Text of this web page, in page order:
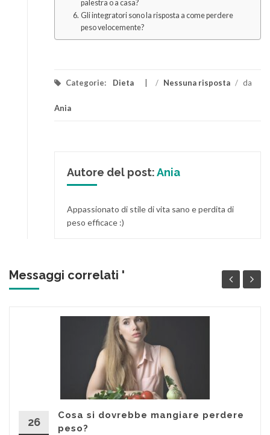
palestra o a casa?
Gli integratori sono la risposta a come perdere
peso velocemente?
Categorie: Dieta / Nessuna risposta / da
Ania
Autore del post:Ania
Appassionato di stile di vita sano e perdita di
peso efficace :)
Messaggi correlati '
26
Cosa si dovrebbe mangiare perdere
peso?